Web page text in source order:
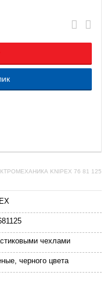
KNIPEX 76 81 125
чехлами
черного цвета